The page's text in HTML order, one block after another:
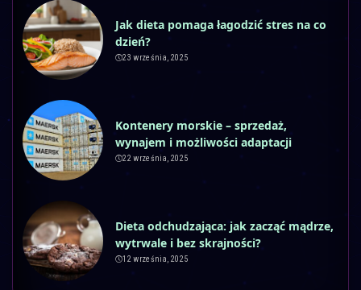
Jak dieta pomaga łagodzić stres na co
dzień?
23 września, 2025
Kontenery morskie – sprzedaż,
wynajem i możliwości adaptacji
22 września, 2025
Dieta odchudzająca: jak zacząć mądrze,
wytrwale i bez skrajności?
12 września, 2025